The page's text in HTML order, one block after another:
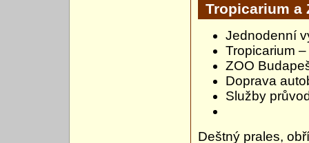
Tropicarium a
Jednodenní
Tropicarium
ZOO
Doprava
Služby
Deštný prales,